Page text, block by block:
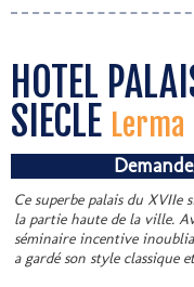
HOTEL
SIECLE Lerma
Ce superbe palais du XVIIe
la partie haute de la ville.
séminaire incentive
a gardé son style classique